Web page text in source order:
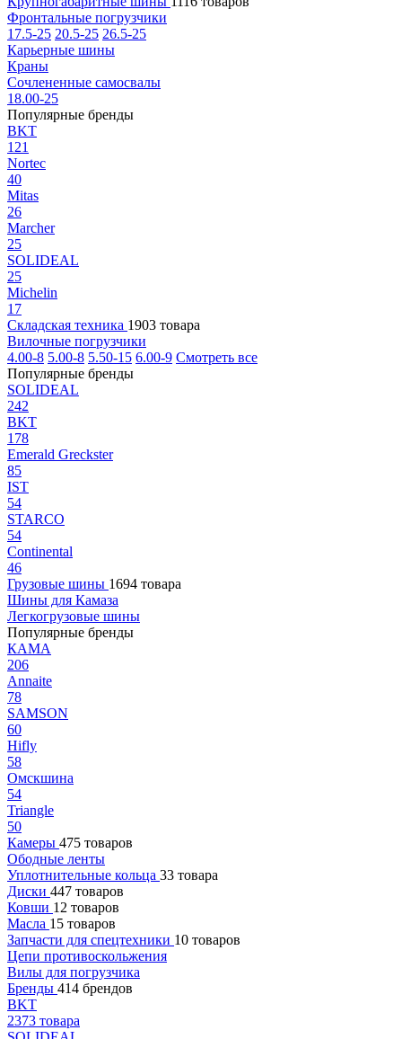
Фронтальные погрузчики
17.5-25 20.5-25 26.5-25
Карьерные шины
Краны
Сочлененные самосвалы
18.00-25
Популярные бренды
BKT
121
Nortec
40
Mitas
26
Marcher
25
SOLIDEAL
25
Michelin
17
Складская техника 1903 товара
Вилочные погрузчики
4.00-8 5.00-8 5.50-15 6.00-9 Смотреть все
Популярные бренды
SOLIDEAL
242
BKT
178
Emerald Greckster
85
IST
54
STARCO
54
Continental
46
Грузовые шины 1694 товара
Шины для Камаза
Легкогрузовые шины
Популярные бренды
КАМА
206
Annaite
78
SAMSON
60
Hifly
58
Омскшина
54
Triangle
50
Камеры 475 товаров
Ободные ленты
Уплотнительные кольца 33 товара
Диски 447 товаров
Ковши 12 товаров
Масла 15 товаров
Запчасти для спецтехники 10 товаров
Цепи противоскольжения
Вилы для погрузчика
Бренды 414 брендов
BKT
2373 товара